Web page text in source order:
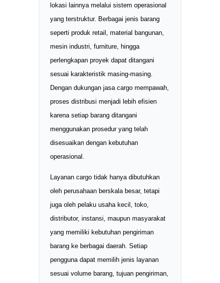
lokasi lainnya melalui sistem operasional
yang terstruktur. Berbagai jenis barang
seperti produk retail, material bangunan,
mesin industri, furniture, hingga
perlengkapan proyek dapat ditangani
sesuai karakteristik masing-masing.
Dengan dukungan jasa cargo mempawah,
proses distribusi menjadi lebih efisien
karena setiap barang ditangani
menggunakan prosedur yang telah
disesuaikan dengan kebutuhan
operasional.
Layanan cargo tidak hanya dibutuhkan
oleh perusahaan berskala besar, tetapi
juga oleh pelaku usaha kecil, toko,
distributor, instansi, maupun masyarakat
yang memiliki kebutuhan pengiriman
barang ke berbagai daerah. Setiap
pengguna dapat memilih jenis layanan
sesuai volume barang, tujuan pengiriman,